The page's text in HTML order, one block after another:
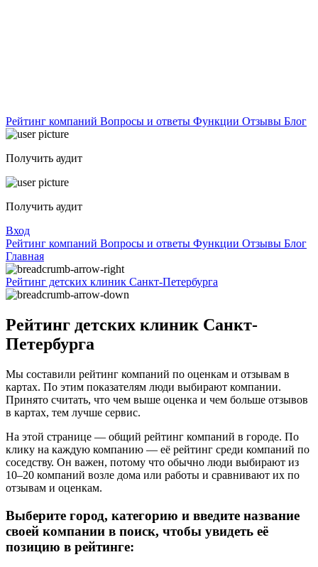
Рейтинг компаний Вопросы и ответы Функции Отзывы Блог
Получить аудит
Получить аудит
Вход
Рейтинг компаний Вопросы и ответы Функции Отзывы Блог
Главная
Рейтинг детских клиник Санкт-Петербурга
Рейтинг детских клиник Санкт-
Петербурга
Мы составили рейтинг компаний по оценкам и отзывам в
картах. По этим показателям люди выбирают компании.
Принято считать, что чем выше оценка и чем больше отзывов
в картах, тем лучше сервис.
На этой странице — общий рейтинг компаний в городе. По
клику на каждую компанию — её рейтинг среди компаний по
соседству. Он важен, потому что обычно люди выбирают из
10–20 компаний возле дома или работы и сравнивают их по
отзывам и оценкам.
Выберите город, категорию и введите название
своей компании в поиск, чтобы увидеть её
позицию в рейтинге: